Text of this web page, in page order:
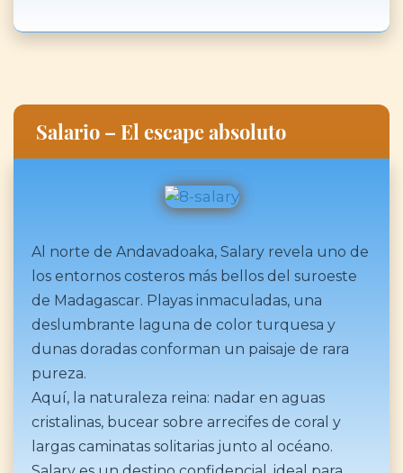
Salario – El escape absoluto
Al norte de Andavadoaka, Salary revela uno de
los entornos costeros más bellos del suroeste
de Madagascar. Playas inmaculadas, una
deslumbrante laguna de color turquesa y
dunas doradas conforman un paisaje de rara
pureza.
Aquí, la naturaleza reina: nadar en aguas
cristalinas, bucear sobre arrecifes de coral y
largas caminatas solitarias junto al océano.